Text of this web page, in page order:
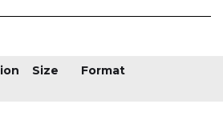
Size Format